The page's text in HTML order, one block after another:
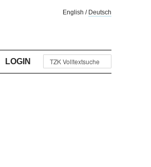
English / Deutsch
LOGIN